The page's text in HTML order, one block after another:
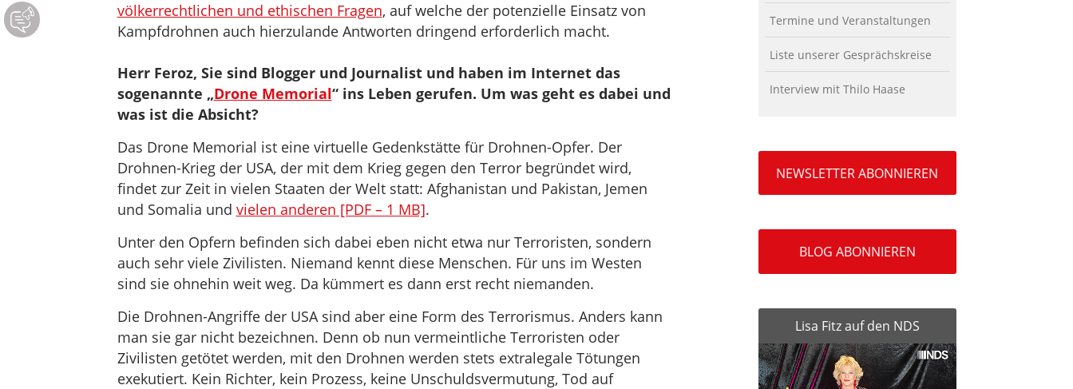
völkerrechtlichen und ethischen Fragen, auf welche der potenzielle Einsatz von
Kampfdrohnen auch hierzulande Antworten dringend erforderlich macht.
Herr Feroz, Sie sind Blogger und Journalist und haben im Internet das
sogenannte „Drone Memorial“ ins Leben gerufen. Um was geht es dabei und
was ist die Absicht?
Das Drone Memorial ist eine virtuelle Gedenkstätte für Drohnen-Opfer. Der
Drohnen-Krieg der USA, der mit dem Krieg gegen den Terror begründet wird,
findet zur Zeit in vielen Staaten der Welt statt: Afghanistan und Pakistan, Jemen
und Somalia und vielen anderen [PDF – 1 MB].
Unter den Opfern befinden sich dabei eben nicht etwa nur Terroristen, sondern
auch sehr viele Zivilisten. Niemand kennt diese Menschen. Für uns im Westen
sind sie ohnehin weit weg. Da kümmert es dann erst recht niemanden.
Die Drohnen-Angriffe der USA sind aber eine Form des Terrorismus. Anders kann
man sie gar nicht bezeichnen. Denn ob nun vermeintliche Terroristen oder
Zivilisten getötet werden, mit den Drohnen werden stets extralegale Tötungen
exekutiert. Kein Richter, kein Prozess, keine Unschuldsvermutung, Tod auf
Termine und Veranstaltungen
Liste unserer Gesprächskreise
Interview mit Thilo Haase
NEWSLETTER ABONNIEREN
BLOG ABONNIEREN
Lisa Fitz auf den NDS